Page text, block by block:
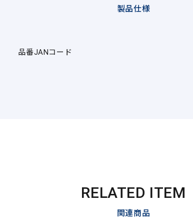
製品仕様
品番JANコード
RELATED ITEM
関連商品